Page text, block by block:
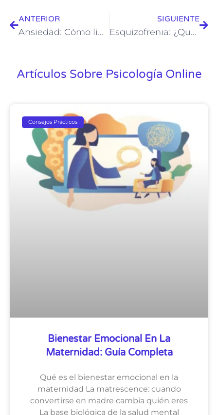
ANTERIOR
Ansiedad: Cómo lidiar con ella de forma saludable
SIGUIENTE
Esquizofrenia: ¿Qué es y cómo se trata?
Artículos Sobre Psicología Online
Consejos Prácticos
Bienestar Emocional En La
Maternidad: Guía Completa
Qué es el bienestar emocional en la
maternidad La matrescence: cuando
convertirse en madre cambia quién eres
La base biológica de la salud mental